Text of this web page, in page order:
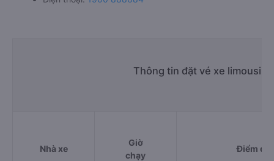
Thông tin đặt vé xe
Nhà xe
Giờ
chạy
Điểm đi